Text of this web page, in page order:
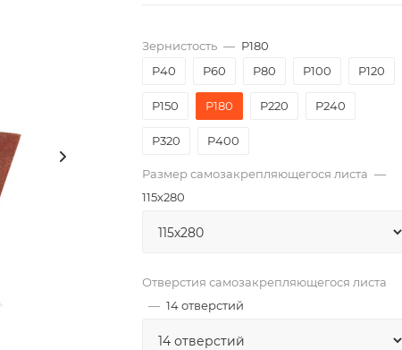
Зернистость — P180
P40
P60 P80 P100 P120
P150 P180 P220 P240
P320 P400
Размер самозакрепляющегося листа —
115х280
Отверстия самозакрепляющегося листа
— 14 отверстий